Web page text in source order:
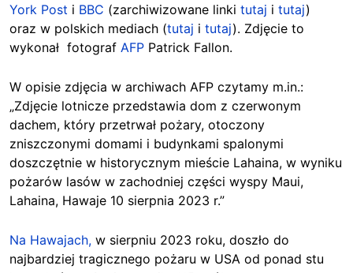
York Post i BBC (zarchiwizowane linki tutaj i tutaj)
oraz w polskich mediach (tutaj i tutaj). Zdjęcie to
wykonał fotograf AFP Patrick Fallon.
W opisie zdjęcia w archiwach AFP czytamy m.in.:
„Zdjęcie lotnicze przedstawia dom z czerwonym
dachem, który przetrwał pożary, otoczony
zniszczonymi domami i budynkami spalonymi
doszczętnie w historycznym mieście Lahaina, w wyniku
pożarów lasów w zachodniej części wyspy Maui,
Lahaina, Hawaje 10 sierpnia 2023 r.”
Na Hawajach, w sierpniu 2023 roku, doszło do
najbardziej tragicznego pożaru w USA od ponad stu